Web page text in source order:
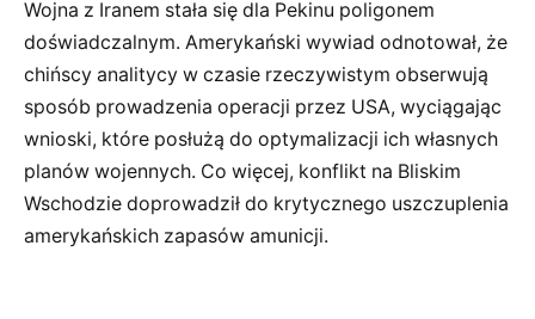
Wojna z Iranem stała się dla Pekinu poligonem
doświadczalnym. Amerykański wywiad odnotował, że
chińscy analitycy w czasie rzeczywistym obserwują
sposób prowadzenia operacji przez USA, wyciągając
wnioski, które posłużą do optymalizacji ich własnych
planów wojennych. Co więcej, konflikt na Bliskim
Wschodzie doprowadził do krytycznego uszczuplenia
amerykańskich zapasów amunicji.